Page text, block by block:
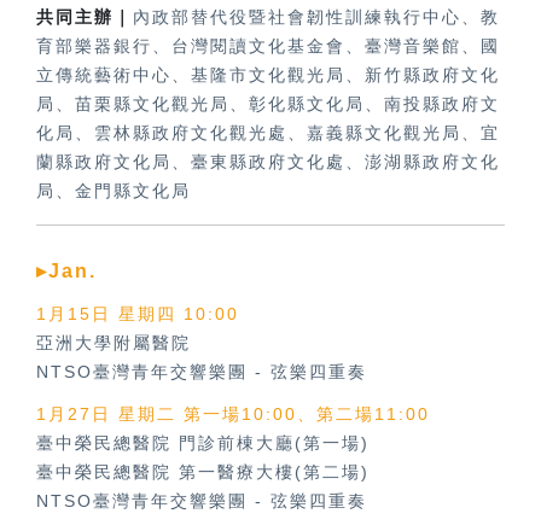
共同主辦｜ 內政部替代役暨社會韌性訓練執行中心、教
育部樂器銀行、 台灣閱讀文化基金會、臺灣音樂館、國
立傳統藝術中心、基隆市文化觀光局、新竹縣政府文化
局、苗栗縣文化觀光局、彰化縣文化局、南投縣政府文
化局、雲林縣政府文化觀光處、嘉義縣文化觀光局、宜
蘭縣政府文化局、臺東縣政府文化處、澎湖縣政府文化
局、金門縣文化局
▸Jan.
1月15日 星期四 10:00
亞洲大學附屬醫院
NTSO臺灣青年交響樂團 - 弦樂四重奏
1月27日 星期二 第一場10:00、第二場11:00
臺中榮民總醫院 門診前棟大廳(第一場)
臺中榮民總醫院 第一醫療大樓(第二場)
NTSO臺灣青年交響樂團 - 弦樂四重奏